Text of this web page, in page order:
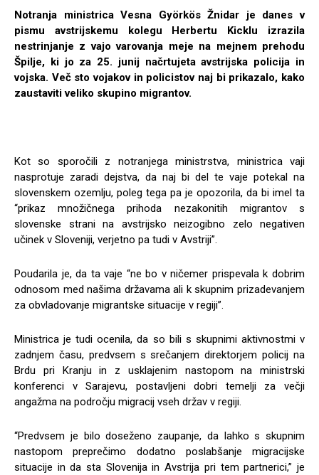
Notranja ministrica Vesna Györkös Žnidar je danes v
pismu avstrijskemu kolegu Herbertu Kicklu izrazila
nestrinjanje z vajo varovanja meje na mejnem prehodu
Špilje, ki jo za 25. junij načrtujeta avstrijska policija in
vojska. Več sto vojakov in policistov naj bi prikazalo, kako
zaustaviti veliko skupino migrantov.
Kot so sporočili z notranjega ministrstva, ministrica vaji
nasprotuje zaradi dejstva, da naj bi del te vaje potekal na
slovenskem ozemlju, poleg tega pa je opozorila, da bi imel ta
“prikaz množičnega prihoda nezakonitih migrantov s
slovenske strani na avstrijsko neizogibno zelo negativen
učinek v Sloveniji, verjetno pa tudi v Avstriji”.
Poudarila je, da ta vaje “ne bo v ničemer prispevala k dobrim
odnosom med našima državama ali k skupnim prizadevanjem
za obvladovanje migrantske situacije v regiji”.
Ministrica je tudi ocenila, da so bili s skupnimi aktivnostmi v
zadnjem času, predvsem s srečanjem direktorjem policij na
Brdu pri Kranju in z usklajenim nastopom na ministrski
konferenci v Sarajevu, postavljeni dobri temelji za večji
angažma na področju migracij vseh držav v regiji.
“Predvsem je bilo doseženo zaupanje, da lahko s skupnim
nastopom preprečimo dodatno poslabšanje migracijske
situacije in da sta Slovenija in Avstrija pri tem partnerici,” je